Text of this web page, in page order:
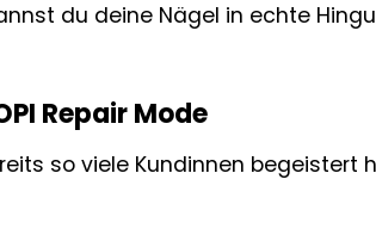
du deine Nägel in echte
Repair Mode
so viele Kundinnen begeistert